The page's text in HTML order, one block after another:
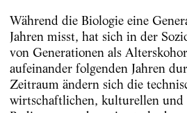
Während die Biologie eine
Jahren misst, hat sich in der
von Generationen als
aufeinander folgenden Jahren
Zeitraum ändern sich die
wirtschaftlichen, kulturellen und